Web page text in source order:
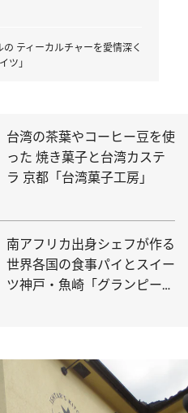
の ティーカルチャーを愛情深く
ツ」
台湾の茶葉やコーヒー豆を使
った 焼き菓子と台湾カステ
ラ 京都「台湾菓子工房」
南アフリカ出身シェフが作る
世界各国の食事パイとスイー
ツ神戸・魚崎「グランピーキ